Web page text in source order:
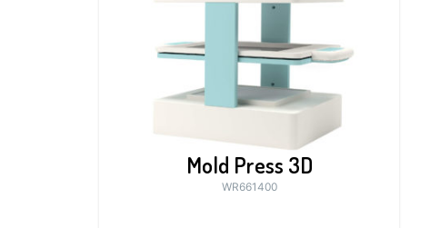
Mold Press 3D
WR661400